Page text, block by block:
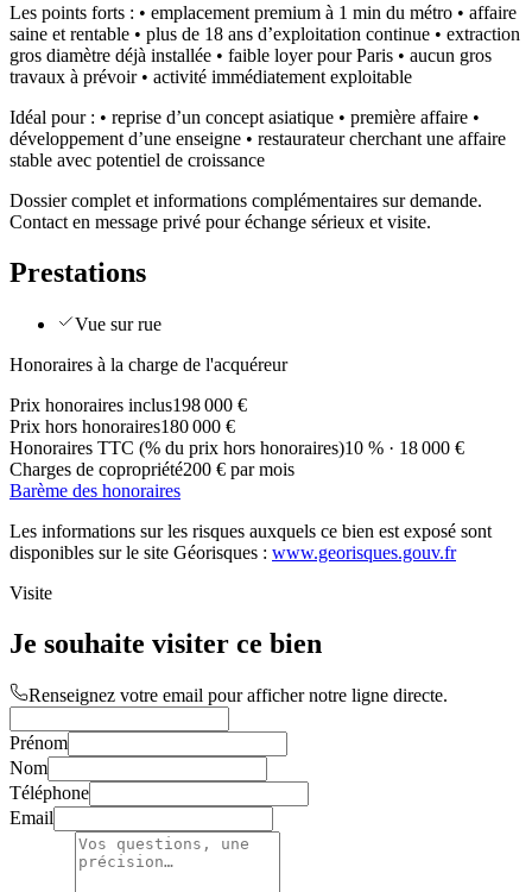
Les points forts : • emplacement premium à 1 min du métro • affaire
saine et rentable • plus de 18 ans d’exploitation continue • extraction
gros diamètre déjà installée • faible loyer pour Paris • aucun gros
travaux à prévoir • activité immédiatement exploitable
Idéal pour : • reprise d’un concept asiatique • première affaire •
développement d’une enseigne • restaurateur cherchant une affaire
stable avec potentiel de croissance
Dossier complet et informations complémentaires sur demande.
Contact en message privé pour échange sérieux et visite.
Prestations
Vue sur rue
Honoraires à la charge de l'acquéreur
Prix honoraires inclus198 000 €
Prix hors honoraires180 000 €
Honoraires TTC (% du prix hors honoraires)10 % · 18 000 €
Charges de copropriété200 € par mois
Barème des honoraires
Les informations sur les risques auxquels ce bien est exposé sont
disponibles sur le site Géorisques : www.georisques.gouv.fr
Visite
Je souhaite visiter ce bien
Renseignez votre email pour afficher notre ligne directe.
Prénom
Nom
Téléphone
Email